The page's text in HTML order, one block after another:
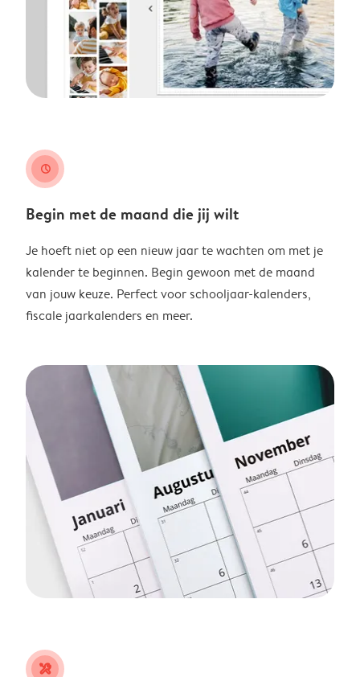
clock
Begin met de maand die jij wilt
Je hoeft niet op een nieuw jaar te wachten om met je
kalender te beginnen. Begin gewoon met de maand
van jouw keuze. Perfect voor schooljaar-kalenders,
fiscale jaarkalenders en meer.
tools